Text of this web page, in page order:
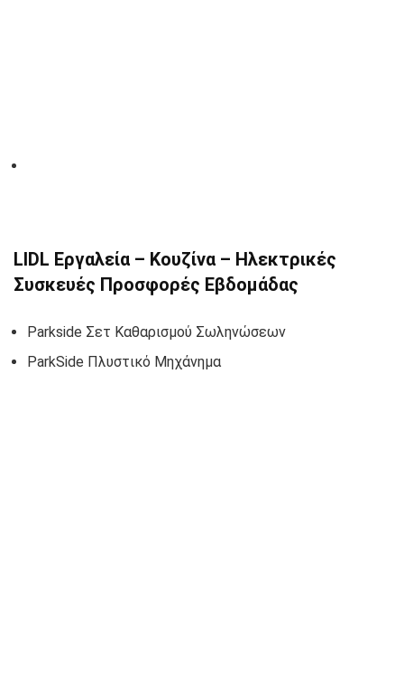
LIDL Εργαλεία – Κουζίνα – Ηλεκτρικές
Συσκευές Προσφορές Εβδομάδας
Parkside Σετ Καθαρισμού Σωληνώσεων
ParkSide Πλυστικό Μηχάνημα